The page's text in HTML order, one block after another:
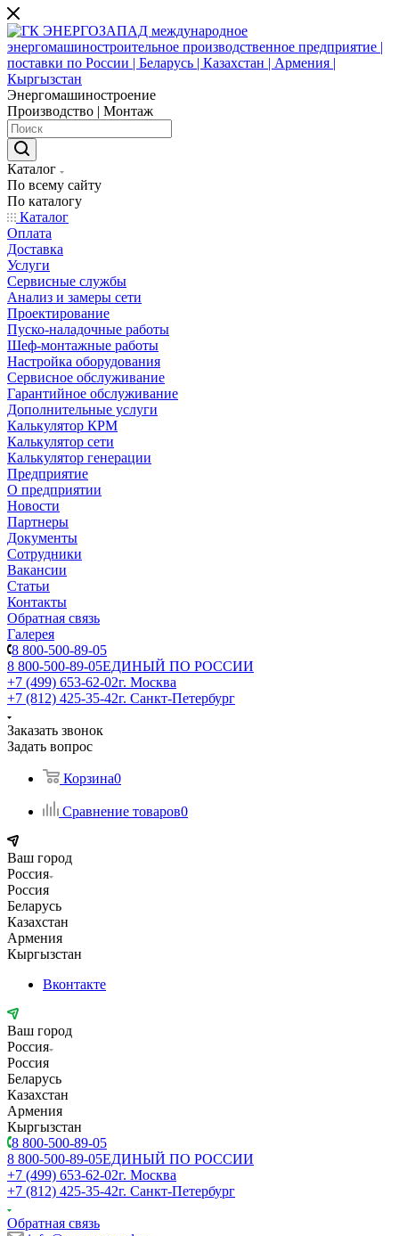
Энергомашиностроение
Производство | Монтаж
Каталог
По всему сайту
По каталогу
Каталог
Оплата
Доставка
Услуги
Сервисные службы
Анализ и замеры сети
Проектирование
Пуско-наладочные работы
Шеф-монтажные работы
Настройка оборудования
Сервисное обслуживание
Гарантийное обслуживание
Дополнительные услуги
Калькулятор КРМ
Калькулятор сети
Калькулятор генерации
Предприятие
О предприятии
Новости
Партнеры
Документы
Сотрудники
Вакансии
Статьи
Контакты
Обратная связь
Галерея
8 800-500-89-05
8 800-500-89-05ЕДИНЫЙ ПО РОССИИ
+7 (499) 653-62-02г. Москва
+7 (812) 425-35-42г. Санкт-Петербург
Заказать звонок
Задать вопрос
Корзина0
Сравнение товаров0
Ваш город
Россия
Россия
Беларусь
Казахстан
Армения
Кыргызстан
Вконтакте
Ваш город
Россия
Россия
Беларусь
Казахстан
Армения
Кыргызстан
8 800-500-89-05
8 800-500-89-05ЕДИНЫЙ ПО РОССИИ
+7 (499) 653-62-02г. Москва
+7 (812) 425-35-42г. Санкт-Петербург
Обратная связь